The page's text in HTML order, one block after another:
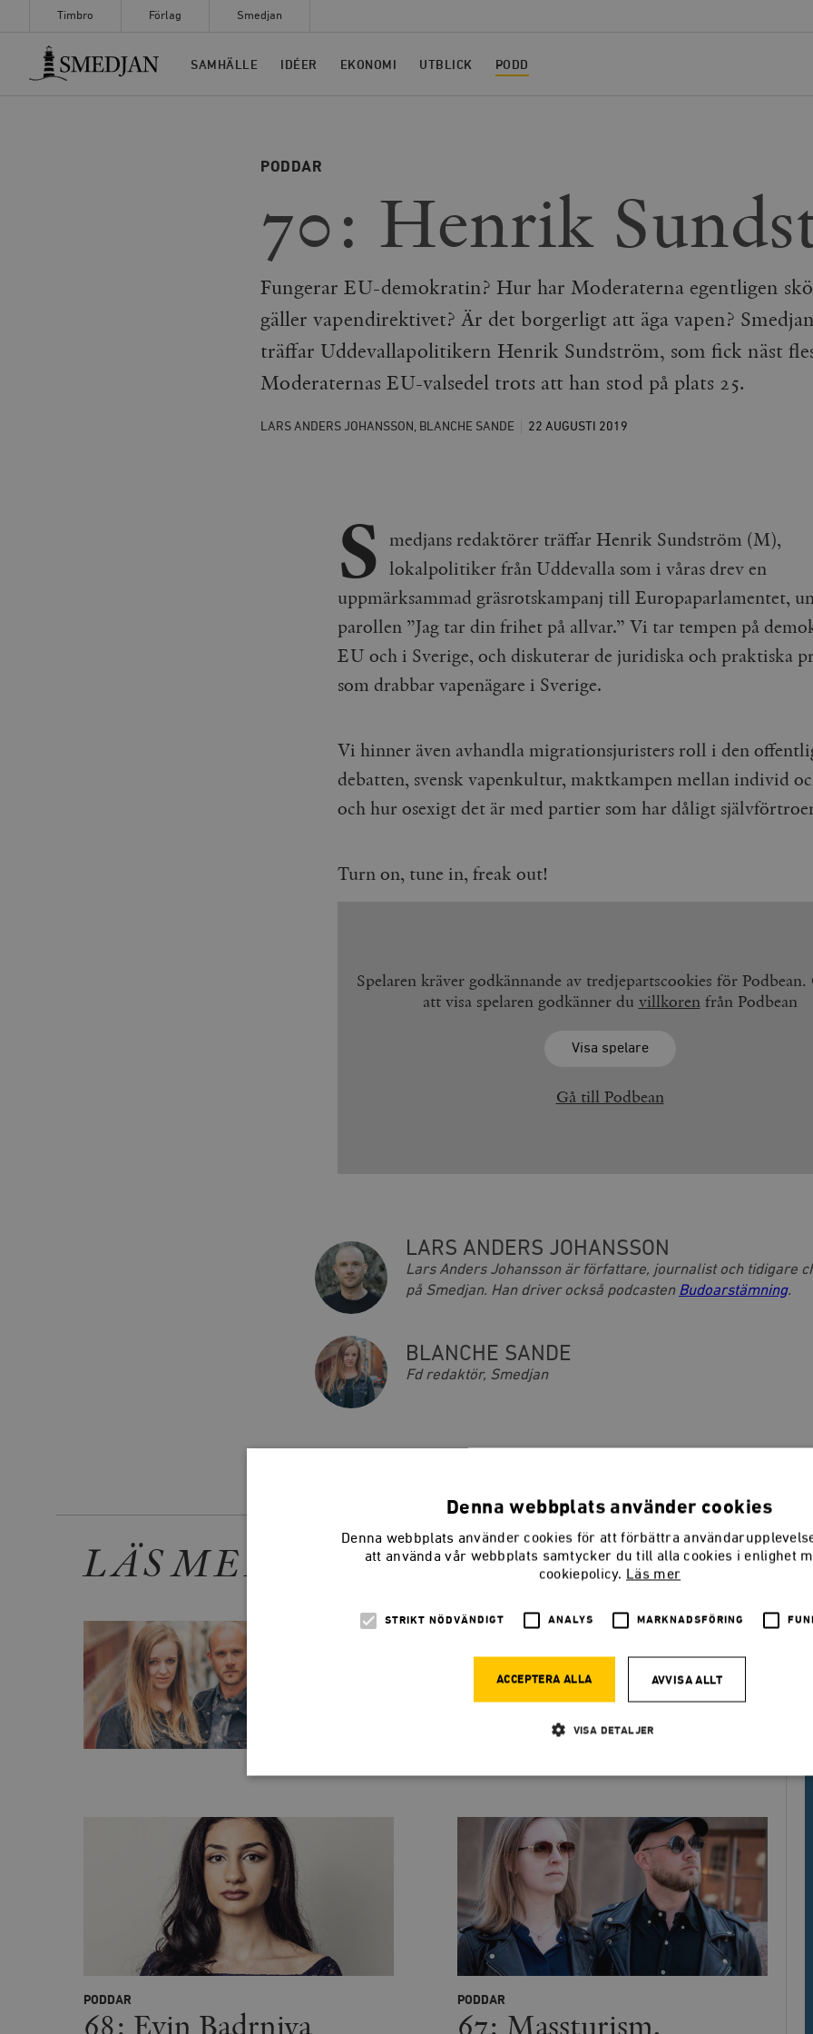
Timbro Förlag Smedjan
Timbro
SAMHÄLLE IDÉER EKONOMI UTBLICK PODD
PODDAR
70: Henrik
Fungerar EU-demokratin? Hur har Moderaterna egentligen
gäller vapendirektivet? Är det borgerligt att äga vapen?
träffar Uddevallapolitikern Henrik Sundström, som fick näst
Moderaternas EU-valsedel trots att han stod på plats 25.
LARS ANDERS JOHANSSON, BLANCHE SANDE 22 AUGUSTI 2019
S medjans redaktörer träffar Henrik Sundström (M),
lokalpolitiker från Uddevalla som i våras drev en
uppmärksammad gräsrotskampanj till Europaparlamentet,
parollen ”Jag tar din frihet på allvar.” Vi tar tempen på
EU och i Sverige, och diskuterar de juridiska och praktiska
som drabbar vapenägare i Sverige.
Vi hinner även avhandla migrationsjuristers roll i den
debatten, svensk vapenkultur, maktkampen mellan individ
och hur osexigt det är med partier som har dåligt
Turn on, tune in, freak out!
Spelaren kräver godkännande av tredjepartscookies för Podbean.
att visa spelaren godkänner du villkoren från Podbean
Visa spelare
Gå till Podbean
LARS ANDERS JOHANSSON
Lars Anders Johansson är författare, journalist och tidigare
på Smedjan. Han driver också podcasten Budoarstämning.
BLANCHE SANDE
Fd redaktör, Smedjan
LÄS MER
PODDAR
69: Sexism, bildning och
vänstervridna kungligheter
PODDAR
68: Evin Badrniya
PODDAR
67: Massturism,
Denna webbplats använder cookies
Denna webbplats använder cookies för att förbättra
att använda vår webbplats samtycker du till alla cookies i enlighet
cookiepolicy. Läs mer
STRIKT NÖDVÄNDIGT ANALYS MARKNADSFÖRING
ACCEPTERA ALLA AVVISA ALLT
VISA DETALJER
Strikt nödvändiga kakor tillåter kärnwebbplatsfunktioner som användarinloggning och kontohantering. Webbplatsen
utan strikt nödvändiga cookies.
Leverantör
/ Domän
Beskrivning
woocommerce_cart_hash
Automattic
Inc.
timbro.se
Session
Hjälper WooCommerce att avgöra när
ändras.
_hjFirstSeen
30
Cookien är inställd så att Hotjar kan
Automattic
Inc.
Session
ändras.